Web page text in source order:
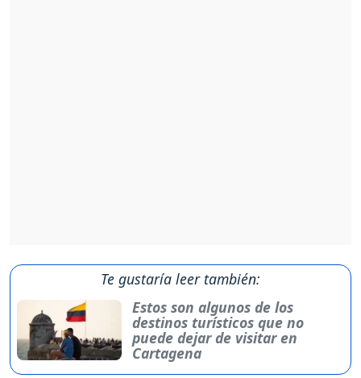
Te gustaría leer también:
Estos son algunos de los
destinos turísticos que no
puede dejar de visitar en
Cartagena